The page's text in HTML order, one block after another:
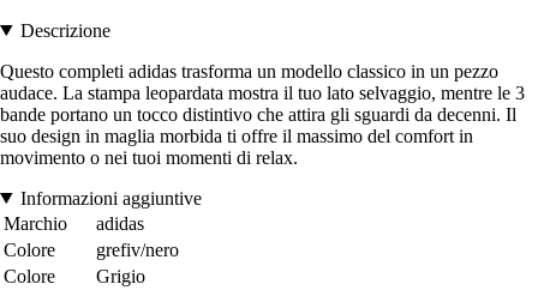
Descrizione
Questo completi adidas trasforma un modello classico in un pezzo
audace. La stampa leopardata mostra il tuo lato selvaggio, mentre le 3
bande portano un tocco distintivo che attira gli sguardi da decenni. Il
suo design in maglia morbida ti offre il massimo del comfort in
movimento o nei tuoi momenti di relax.
Informazioni aggiuntive
Marchio
adidas
Colore
grefiv/nero
Colore
Grigio